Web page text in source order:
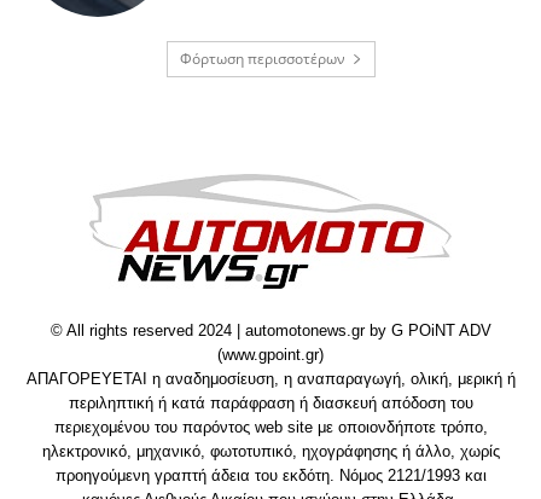
Φόρτωση περισσοτέρων
© All rights reserved 2024 | automotonews.gr by G POiNT ADV
(www.gpoint.gr)
ΑΠΑΓΟΡΕΥΕΤΑΙ η αναδημοσίευση, η αναπαραγωγή, ολική, μερική ή
περιληπτική ή κατά παράφραση ή διασκευή απόδοση του
περιεχομένου του παρόντος web site με οποιονδήποτε τρόπο,
ηλεκτρονικό, μηχανικό, φωτοτυπικό, ηχογράφησης ή άλλο, χωρίς
προηγούμενη γραπτή άδεια του εκδότη. Νόμος 2121/1993 και